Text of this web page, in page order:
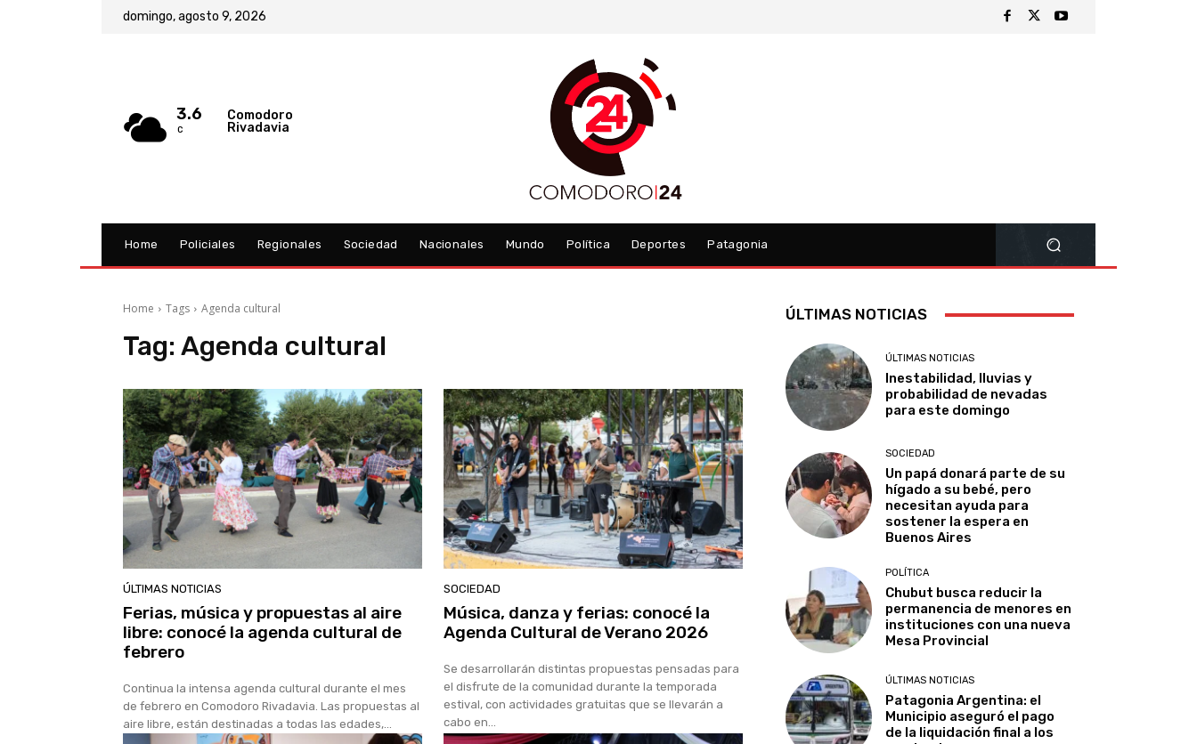
domingo, agosto 9, 2026
3.6
C
Comodoro
Rivadavia
Home Policiales Regionales Sociedad Nacionales Mundo Política Deportes Patagonia
Home Tags Agenda cultural
Tag: Agenda cultural
ÚLTIMAS NOTICIAS
Ferias, música y propuestas al aire
libre: conocé la agenda cultural de
febrero
Continua la intensa agenda cultural durante el mes
de febrero en Comodoro Rivadavia. Las propuestas al
aire libre, están destinadas a todas las edades,...
SOCIEDAD
Música, danza y ferias: conocé la
Agenda Cultural de Verano 2026
Se desarrollarán distintas propuestas pensadas para
el disfrute de la comunidad durante la temporada
estival, con actividades gratuitas que se llevarán a
cabo en...
ÚLTIMAS NOTICIAS
ÚLTIMAS NOTICIAS
Inestabilidad, lluvias y
probabilidad de nevadas
para este domingo
SOCIEDAD
Un papá donará parte de su
hígado a su bebé, pero
necesitan ayuda para
sostener la espera en
Buenos Aires
POLÍTICA
Chubut busca reducir la
permanencia de menores en
instituciones con una nueva
Mesa Provincial
ÚLTIMAS NOTICIAS
Patagonia Argentina: el
Municipio aseguró el pago
de la liquidación final a los